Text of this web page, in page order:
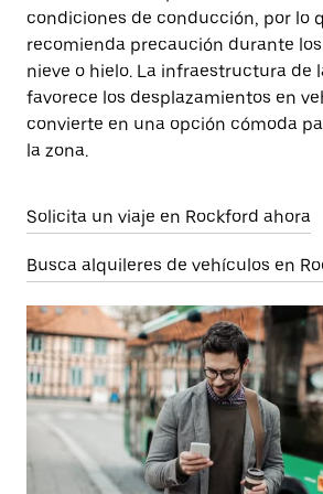
condiciones de conducción, por lo
recomienda precaución durante
nieve o hielo. La infraestructura de
favorece los desplazamientos en
convierte en una opción cómoda
la zona.
Solicita un viaje en Rockford ahora
Busca alquileres de vehículos en